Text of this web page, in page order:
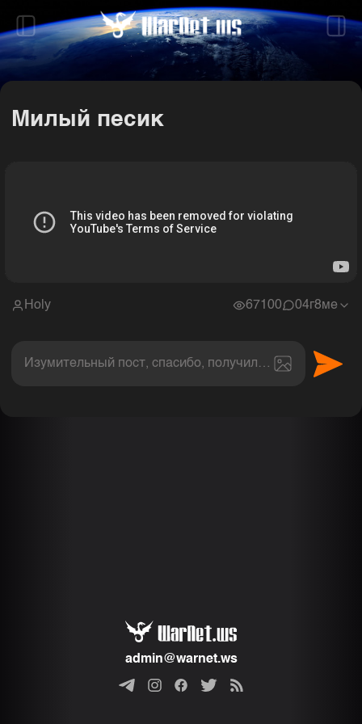
Милый песик
Holy 67100 04г8ме
Изумительный пост, спасибо, получил величайшее
admin@warnet.ws